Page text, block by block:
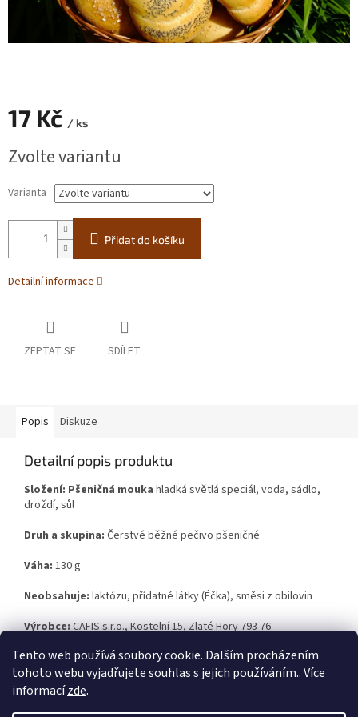
Tento web používá soubory cookie. Dalším procházením
tohoto webu vyjadřujete souhlas s jejich používáním.. Více
informacízde.
17 Kč / ks
cena:
Zvolte variantu
Varianta
Přidat do košíku
Detailní informace
ZEPTAT SE SDÍLET
Popis Diskuze
Detailní popis produktu
Složení: Pšeničná mouka hladká světlá speciál, voda, sádlo,
droždí, sůl
Druh a skupina: Čerstvé běžné pečivo pšeničné
Váha: 130 g
Neobsahuje: laktózu, přídatné látky (Éčka), směsi z obilovin
Výrobce:CAFIS s.r.o., Kostelní 15, Zlaté Hory 793 76